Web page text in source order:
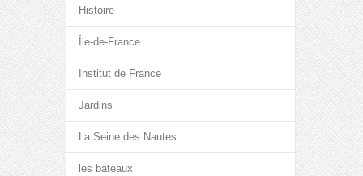
Histoire
Île-de-France
Institut de France
Jardins
La Seine des Nautes
les bateaux